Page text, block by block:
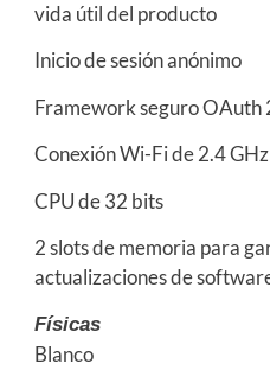
vida útil del producto
Inicio de sesión anónimo
Framework seguro OAuth
Conexión Wi-Fi de 2.4
CPU de 32 bits
2 slots de memoria para
actualizaciones de
Físicas
Blanco